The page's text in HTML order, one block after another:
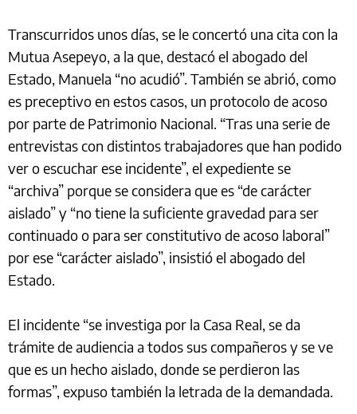
Transcurridos unos días, se le concertó una cita con la
Mutua Asepeyo, a la que, destacó el abogado del
Estado, Manuela “no acudió”. También se abrió, como
es preceptivo en estos casos, un protocolo de acoso
por parte de Patrimonio Nacional. “Tras una serie de
entrevistas con distintos trabajadores que han podido
ver o escuchar ese incidente”, el expediente se
“archiva” porque se considera que es “de carácter
aislado” y “no tiene la suficiente gravedad para ser
continuado o para ser constitutivo de acoso laboral”
por ese “carácter aislado”, insistió el abogado del
Estado.
El incidente “se investiga por la Casa Real, se da
trámite de audiencia a todos sus compañeros y se ve
que es un hecho aislado, donde se perdieron las
formas”, expuso también la letrada de la demandada.